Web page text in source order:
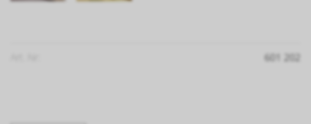
601 202